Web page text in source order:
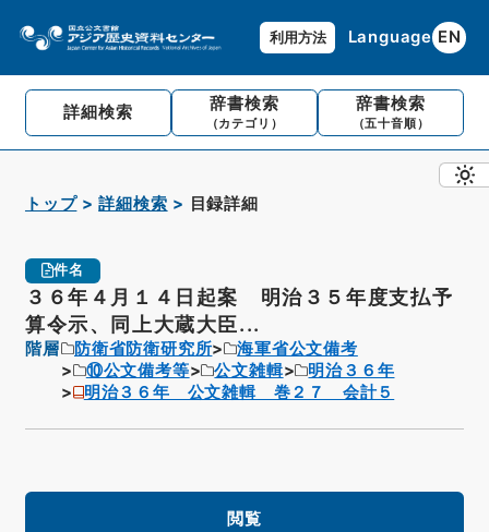
利用方法 Language EN
詳細検索 辞書検索
（カテゴリ）
辞書検索
（五十音順）
トップ 詳細検索 目録詳細
件名
３６年４月１４日起案 明治３５年度支払予
算令示、同上大蔵大臣...
階層 防衛省防衛研究所
海軍省公文備考
⑩公文備考等
公文雑輯
明治３６年
明治３６年 公文雑輯 巻２７ 会計５
閲覧